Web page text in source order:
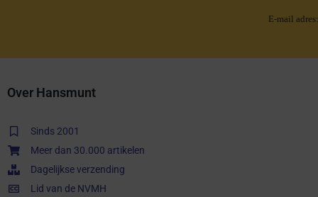
E-mail adres:
Over Hansmunt
Sinds 2001
Meer dan 30.000 artikelen
Dagelijkse verzending
Lid van de NVMH